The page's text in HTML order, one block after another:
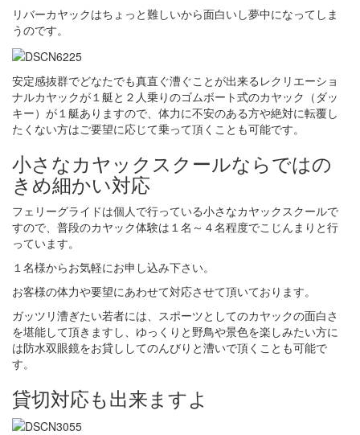
リバーカヤックはちょっと難しいから面白いし夢中になってしま
うのです。
安定感抜群でどなたでも真直ぐ漕ぐことが出来るレクリエーショ
ナルカヤックが１艇と２人乗りのゴムボート式のカヤック（ダッ
キー）が１艇ありますので、体力に不安のある方や絶対に転覆し
たくない方はご要望に応じて乗って頂くことも可能です。
小さなカヤックスクールならではの
きめ細かい対応
フェリーグライドは個人で行っている小さなカヤックスクールで
すので、普段のカヤック体験は１名～４名程度でこじんまりと行
っています。
１名様からお気軽にお申し込み下さい。
お客様の体力や要望にあわせて対応させて頂いております。
ガッツリ漕ぎたい若者には、スポーツとしてのカヤックの面白さ
を堪能して頂きますし、ゆっくりと野鳥や景色を楽しみたい方に
は防水双眼鏡をお貸ししてのんびりと漕いで頂くことも可能で
す。
貸切対応も出来ますよ